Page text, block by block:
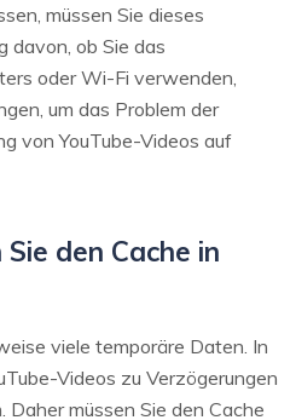
müssen Sie dieses
davon, ob Sie das
oder Wi-Fi verwenden,
um das Problem der
von YouTube-Videos auf
den Cache in
viele temporäre Daten. In
Videos zu Verzögerungen
müssen Sie den Cache